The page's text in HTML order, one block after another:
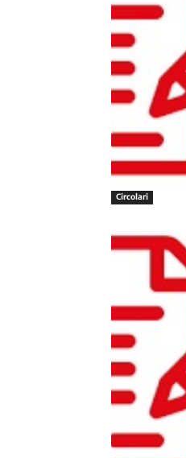
Circolari